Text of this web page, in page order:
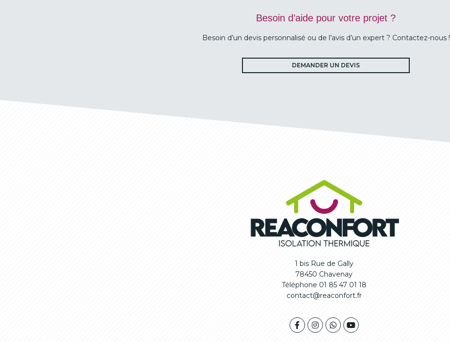
Besoin d’aide pour votre projet ?
Besoin d’un devis personnalisé ou de l’avis d’un expert ? Contactez-nous !
DEMANDER UN DEVIS
1 bis Rue de Gally
78450 Chavenay
Téléphone 01 85 47 01 18
contact@reaconfort.fr